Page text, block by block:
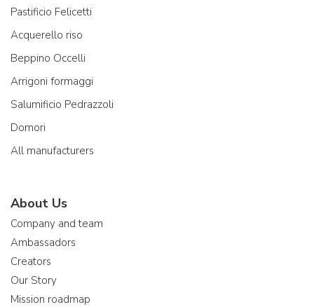
Pastificio Felicetti
Acquerello riso
Beppino Occelli
Arrigoni formaggi
Salumificio Pedrazzoli
Domori
All manufacturers
About Us
Company and team
Ambassadors
Creators
Our Story
Mission roadmap